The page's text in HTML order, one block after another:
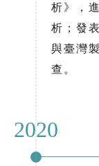
析》，
析；發
與臺灣
查。
2020